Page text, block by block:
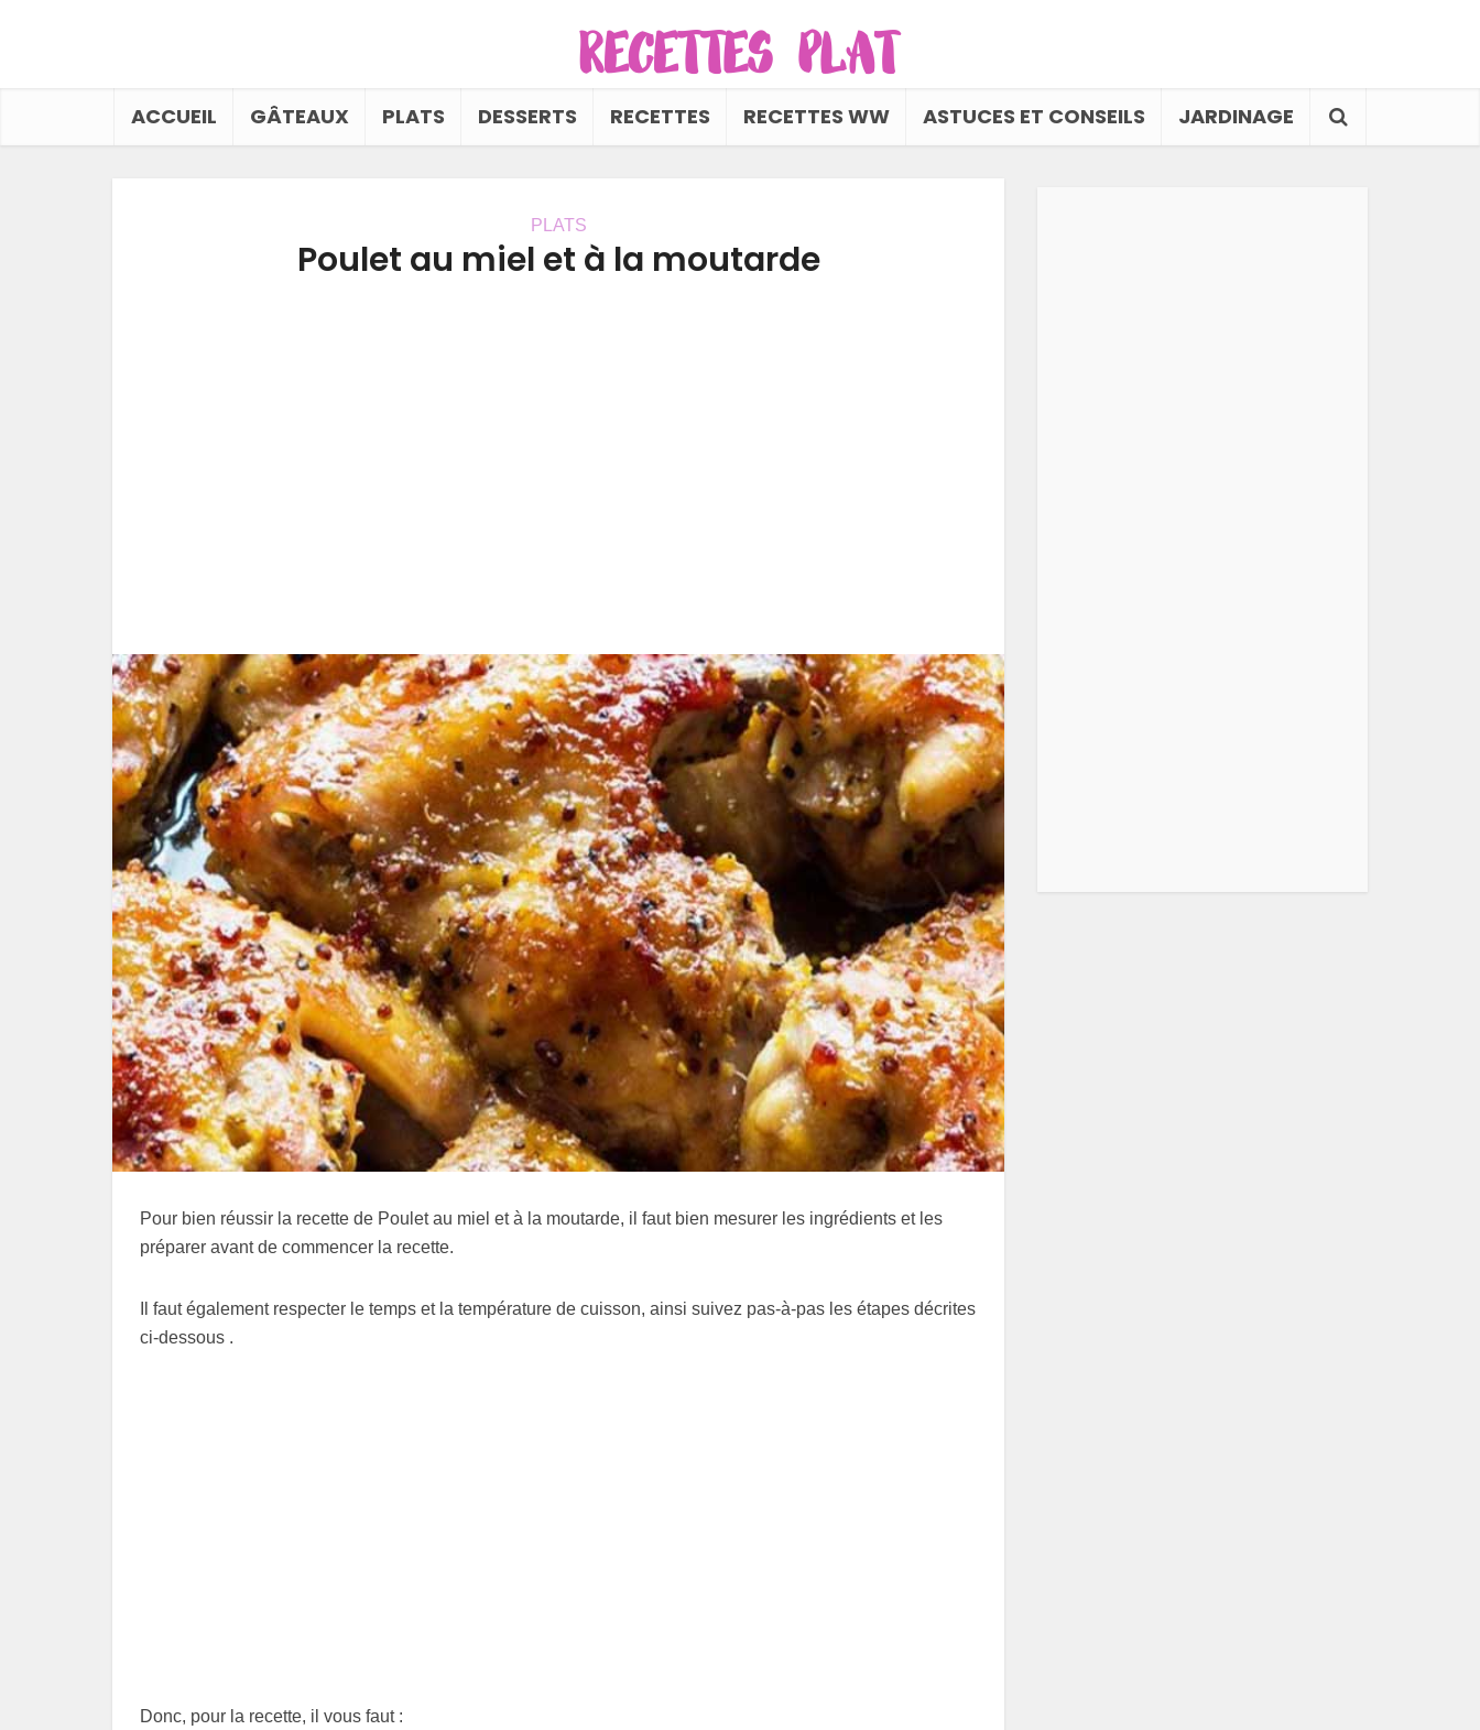
ACCUEIL GÂTEAUX PLATS DESSERTS RECETTES RECETTES WW ASTUCES ET CONSEILS JARDINAGE
PLATS
Poulet au miel et à la moutarde
Pour bien réussir la recette de Poulet au miel et à la moutarde, il faut bien mesurer les ingrédients et les
préparer avant de commencer la recette.
Il faut également respecter le temps et la température de cuisson, ainsi suivez pas-à-pas les étapes décrites
ci-dessous .
Donc, pour la recette, il vous faut :